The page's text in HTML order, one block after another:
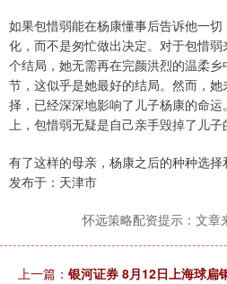
如果包惜弱能在杨康懂事后告诉他一
化，而不是匆忙做出决定。对于包惜
个结局，她无需再在完颜洪烈的温柔
节，这似乎是她最好的结局。然而，
择，已经深深地影响了儿子杨康的命
上，包惜弱无疑是自己亲手毁掉了儿子
有了这样的母亲，杨康之后的种种选择
发布于：天津市
怀远策略配资提示：文章
上一篇： 银河证券 8月12日上海球扁